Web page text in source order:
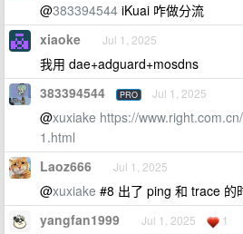
@383394544 iKuai 咋做分流
xiaoke Jul 1, 2025
我用 dae+adguard+mosdns
383394544 PRO Jul 1, 2025
@xuxiake https://
1.html
Laoz666 Jul 1, 2025
@xuxiake #8 出了 ping 和 trace 的
yangfan1999 Jul 1, 2025 1